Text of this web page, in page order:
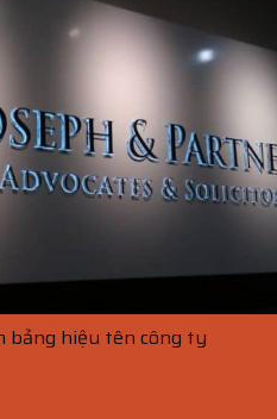
bảng hiệu tên công ty